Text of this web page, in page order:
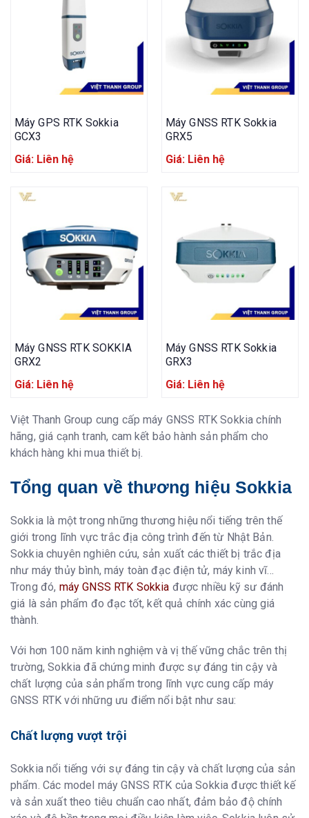
Máy GPS RTK Sokkia
GCX3
Giá: Liên hệ
Máy GNSS RTK Sokkia
GRX5
Giá: Liên hệ
Máy GNSS RTK SOKKIA
GRX2
Giá: Liên hệ
Máy GNSS RTK Sokkia
GRX3
Giá: Liên hệ
Việt Thanh Group cung cấp máy GNSS RTK Sokkia chính
hãng, giá cạnh tranh, cam kết bảo hành sản phẩm cho
khách hàng khi mua thiết bị.
Tổng quan về thương hiệu Sokkia
Sokkia là một trong những thương hiệu nổi tiếng trên thế
giới trong lĩnh vực trắc địa công trình đến từ Nhật Bản.
Sokkia chuyên nghiên cứu, sản xuất các thiết bị trắc địa
như máy thủy bình, máy toàn đạc điện tử, máy kinh vĩ…
Trong đó, máy GNSS RTK Sokkia được nhiều kỹ sư đánh
giá là sản phẩm đo đạc tốt, kết quả chính xác cùng giá
thành.
Với hơn 100 năm kinh nghiệm và vị thế vững chắc trên thị
trường, Sokkia đã chứng minh được sự đáng tin cậy và
chất lượng của sản phẩm trong lĩnh vực cung cấp máy
GNSS RTK với những ưu điểm nổi bật như sau:
Chất lượng vượt trội
Sokkia nổi tiếng với sự đáng tin cậy và chất lượng của sản
phẩm. Các model máy GNSS RTK của Sokkia được thiết kế
và sản xuất theo tiêu chuẩn cao nhất, đảm bảo độ chính